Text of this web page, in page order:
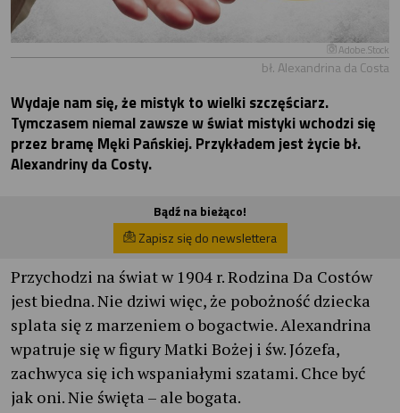
Adobe.Stock
bł. Alexandrina da Costa
Wydaje nam się, że mistyk to wielki szczęściarz.
Tymczasem niemal zawsze w świat mistyki wchodzi się
przez bramę Męki Pańskiej. Przykładem jest życie bł.
Alexandriny da Costy.
Bądź na bieżąco!
Zapisz się do newslettera
Przychodzi na świat w 1904 r. Rodzina Da Costów
jest biedna. Nie dziwi więc, że pobożność dziecka
splata się z marzeniem o bogactwie. Alexandrina
wpatruje się w figury Matki Bożej i św. Józefa,
zachwyca się ich wspaniałymi szatami. Chce być
jak oni. Nie święta – ale bogata.